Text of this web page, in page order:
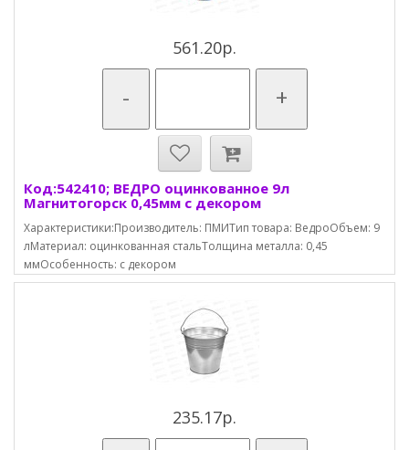
561.20р.
- +
Код:542410; ВЕДРО оцинкованное 9л
Магнитогорск 0,45мм с декором
Характеристики:Производитель: ПМИТип товара: ВедроОбъем: 9
лМатериал: оцинкованная стальТолщина металла: 0,45
ммОсобенность: с декором
235.17р.